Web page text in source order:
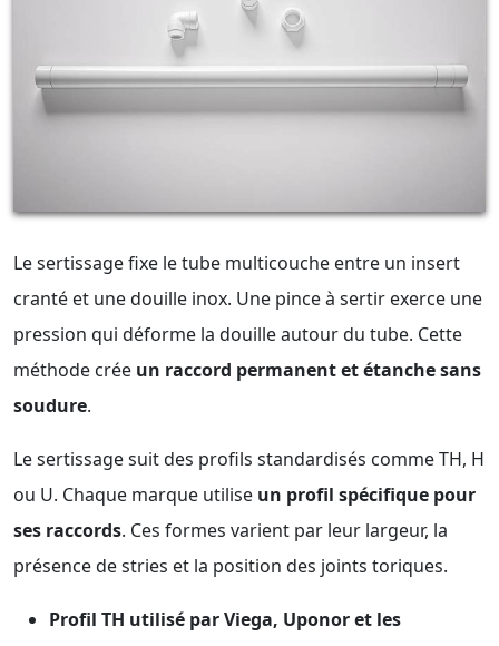
Le sertissage fixe le tube multicouche entre un insert
cranté et une douille inox. Une pince à sertir exerce une
pression qui déforme la douille autour du tube. Cette
méthode crée un raccord permanent et étanche sans
soudure.
Le sertissage suit des profils standardisés comme TH, H
ou U. Chaque marque utilise un profil spécifique pour
ses raccords. Ces formes varient par leur largeur, la
présence de stries et la position des joints toriques.
Profil TH utilisé par Viega, Uponor et les